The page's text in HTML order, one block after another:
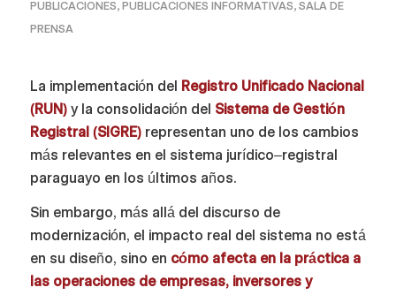
PUBLICACIONES, PUBLICACIONES INFORMATIVAS, SALA DE
PRENSA
La implementación del Registro Unificado Nacional
(RUN)y la consolidación del Sistema de Gestión
Registral (SIGRE)representan uno de los cambios
más relevantes en el sistema jurídico–registral
paraguayo en los últimos años.
Sin embargo, más allá del discurso de
modernización, el impacto real del sistema no está
en su diseño, sino en cómo afecta en la práctica a
las operaciones de empresas, inversores y